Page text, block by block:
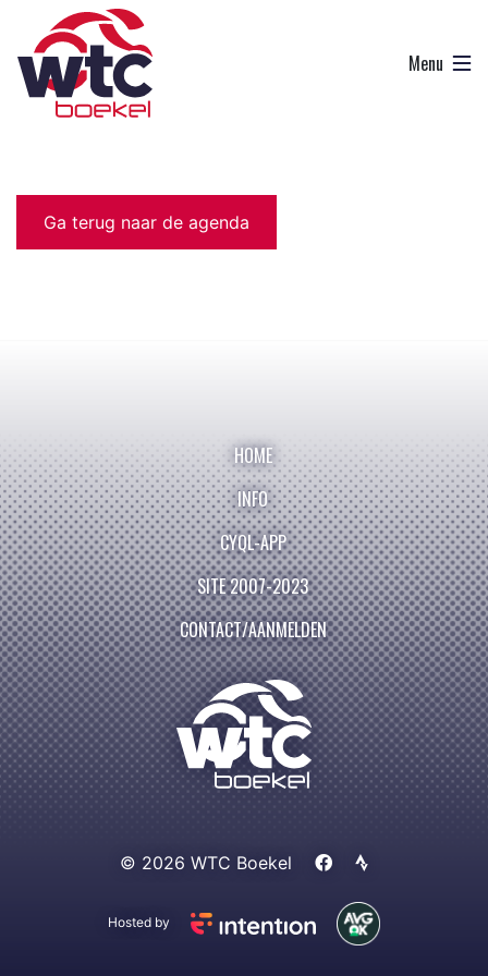
Ga terug naar de agenda
HOME
INFO
CYQL-APP
SITE 2007-2023
CONTACT/AANMELDEN
© 2026 WTC Boekel
Hosted by